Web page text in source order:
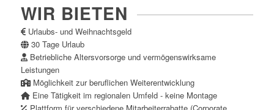
WIR BIETEN
Urlaubs- und Weihnachtsgeld
30 Tage Urlaub
Betriebliche Altersvorsorge und vermögenswirksame
Leistungen
Möglichkeit zur beruflichen Weiterentwicklung
Eine Tätigkeit im regionalen Umfeld - keine Montage